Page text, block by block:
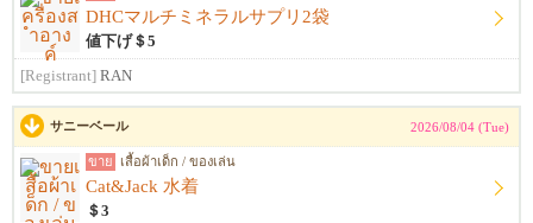
DHCマルチミネラルサプリ2袋
値下げ＄5
[Registrant] RAN
サニーベール 2026/08/04 (Tue)
ขาย เสื้อผ้าเด็ก / ของเล่น
Cat&Jack 水着
＄3